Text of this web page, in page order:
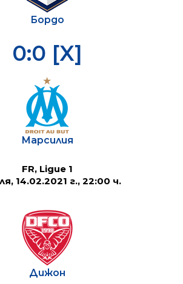
Бордо
0:0 [X]
Марсилия
FR, Ligue 1
14.02.2021 г., 22:00 ч.
Дижон